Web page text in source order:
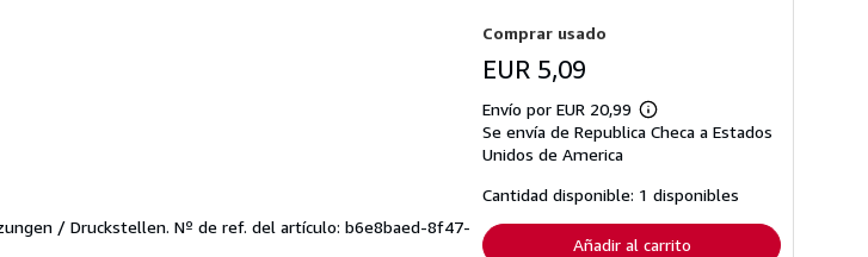
/ Druckstellen. Nº de ref. del artículo: b6e8baed-8f47-
Comprar usado
EUR 5,09
Envío por EUR 20,99
Más
información
tarifas
de
envío
Se envía de Republica Checa a Estados
Unidos de America
Cantidad disponible: 1 disponibles
Añadir al carrito